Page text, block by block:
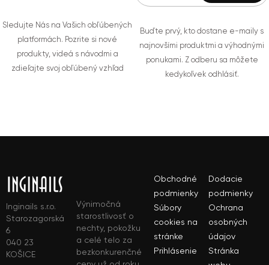
Sledujte Nás na Vašich obľúbených
platformách. Pozrite si nové
produkty, videá s návodmi a
zdieľajte svoj obľúbený vzhľad
Buďte prvý, kto dostane e-maily s
najnovšími produktmi a výhodnými
ponukami. Z odberu sa môžete
kedykoľvek odhlásiť.
Inginails s.r.o.
Starozagorská
6
040 23
KOŠICE
Výnimočná
starostlivosť o
nechty, pokožku
a celé telo za
bezkonkurenčné
Obchodné
podmienky
Dodacie
podmienky
Súbory
cookies na
stránke
Ochrana
osobných
údajov
Prihlásenie
Stránka